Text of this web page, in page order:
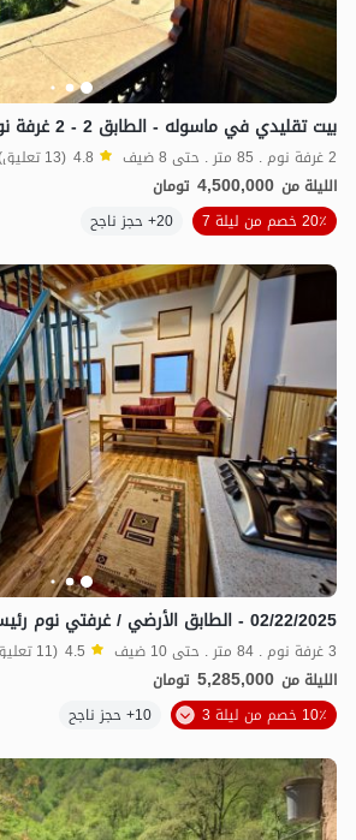
بيت تقليدي في ماسوله - الطابق 2 - 2 غرفة نوم
2 غرفة نوم . 85 متر . حتى 8 ضيف 4.8 (13 تعليق)
الليلة من 4,500,000 تومان
20٪ خصم من ليلة 7
20+ حجز ناجح
02/22/2025 - الطابق الأرضي / غرفتي نوم رئيسيتين
3 غرفة نوم . 84 متر . حتى 10 ضيف 4.5 (11 تعليق)
الليلة من 5,285,000 تومان
10٪ خصم من ليلة 3
10+ حجز ناجح